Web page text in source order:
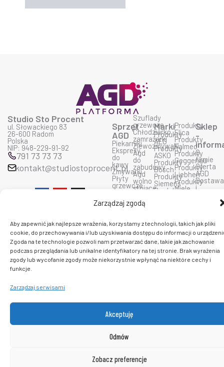
Zarządzaj zgodą
Aby zapewnić jak najlepsze wrażenia, korzystamy z technologii, takich jak pliki
cookie, do przechowywania i/lub uzyskiwania dostępu do informacji o
Zgoda na te technologie pozwoli nam przetwarzać dane, takie jak zachowanie
podczas przeglądania lub unikalne identyfikatory na tej stronie. Brak wyrażenia
zgody lub wycofanie zgody może niekorzystnie wpłynąć na niektóre cechy i
funkcje.
Zarządzaj serwisami
Akceptuję
Odmów
Zobacz preferencje
Studio Sto Procent
ul. Słowackiego 83
26-600 Radom
Polska
NIP: 948-229-91-92
791 73 73 73
kontakt@studiostoprocent.pl
F
o
o
k
Y
b
e
I
g
r
a
m
Sprzęt
AGD
Piekarniki
Ekspresy
do
kawy
Zmywarki
Płyty
grzewcze
Okapy
Kuchnie
mikrofalowe
Szuflady
grzewcze
Chłodziarko
zamrażarki
Zlewozmywaki
Agd
do
zabudowy
Agd
wolno
stojące
Marki
Produkty
AEG
Produkty
ASKO
Produkty
Bosch
Produkty
Siemens
Produkty
De
Dietrich
Produkty
Dunavox
Produkty
insinkerator
Produkty
Elica
Produkty
Falmec
Produkty
Geggenau
Produkty
Liebherr
Produkty
Miele
Produkty
Sub
Zero
Produkty
Fulgor
Sklep
-
O
firmie
Oferta
AGD
Dostawa
i
Polityka
sklepu
Kontakt